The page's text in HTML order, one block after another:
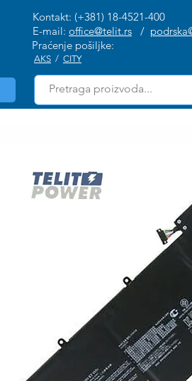
Kontakt: (+381) 18-4521-400
E-mail: office@telit.rs /
Praćenje pošiljke:
AKS / CITY